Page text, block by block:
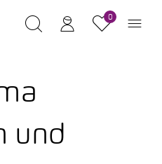
0
und